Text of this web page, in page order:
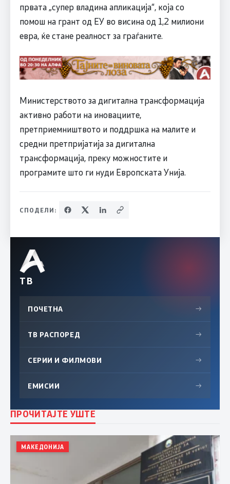
првата „супер владина апликација“, која со
помош на грант од ЕУ во висина од 1,2 милиони
евра, ќе стане реалност за граѓаните.
Министерството за дигитална трансформација
активно работи на иновациите,
претприемништвото и поддршка на малите и
средни претпријатија за дигитална
трансформација, преку можностите и
програмите што ги нуди Европската Унија.
СПОДЕЛИ:
ТВ
ПОЧЕТНА →
ТВ РАСПОРЕД →
СЕРИИ И ФИЛМОВИ →
ЕМИСИИ →
ПРОЧИТАЈТЕ УШТЕ
МАКЕДОНИЈА